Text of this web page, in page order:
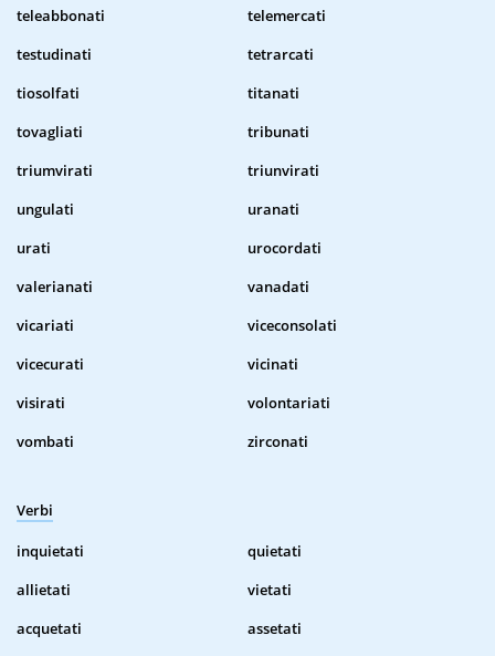
teleabbonati
telemercati
testudinati
tetrarcati
tiosolfati
titanati
tovagliati
tribunati
triumvirati
triunvirati
ungulati
uranati
urati
urocordati
valerianati
vanadati
vicariati
viceconsolati
vicecurati
vicinati
visirati
volontariati
vombati
zirconati
Verbi
inquietati
quietati
allietati
vietati
acquetati
assetati